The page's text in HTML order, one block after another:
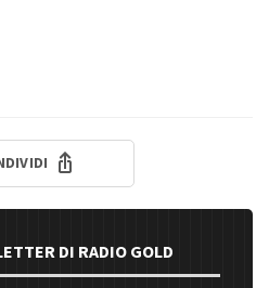
DI RADIO GOLD